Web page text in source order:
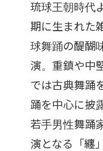
琉球王朝時代
期に生まれた
球舞踊の醍醐
演。重鎮や中
では古典舞踊
踊を中心に披
若手男性舞踊
演となる「纏